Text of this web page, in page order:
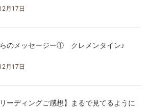
月17日
のメッセージー① クレメンタイン♪
月17日
リーディングご感想】まるで見てるように